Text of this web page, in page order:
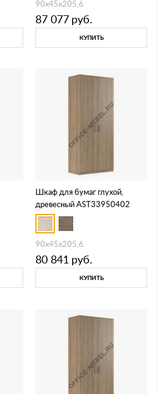
90x45x205,6
87 077 руб.
КУПИТЬ
Шкаф для бумаг глухой,
древесный AST33950402
90x45x205,6
80 841 руб.
КУПИТЬ